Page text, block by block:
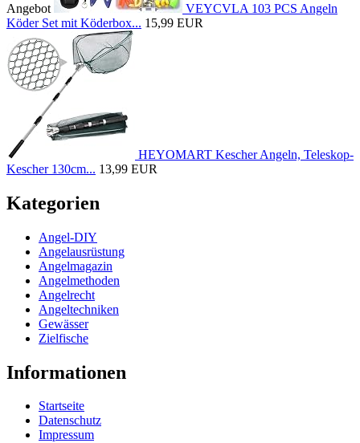
Angebot
VEYCVLA 103 PCS Angeln
Köder Set mit Köderbox... 15,99 EUR
HEYOMART Kescher Angeln, Teleskop-
Kescher 130cm... 13,99 EUR
Kategorien
Angel-DIY
Angelausrüstung
Angelmagazin
Angelmethoden
Angelrecht
Angeltechniken
Gewässer
Zielfische
Informationen
Startseite
Datenschutz
Impressum